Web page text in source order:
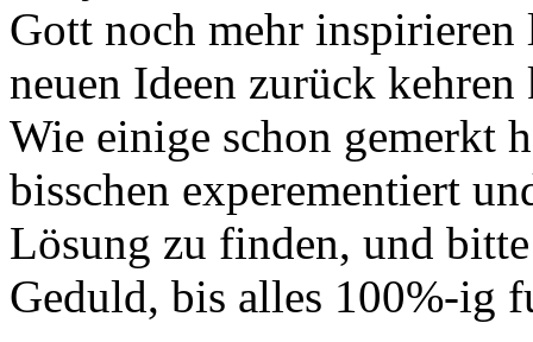
Gott noch mehr
neuen Ideen zurück kehren
Wie einige schon gemerkt
bisschen experementiert
Lösung zu finden, und
Geduld, bis alles 100%-ig